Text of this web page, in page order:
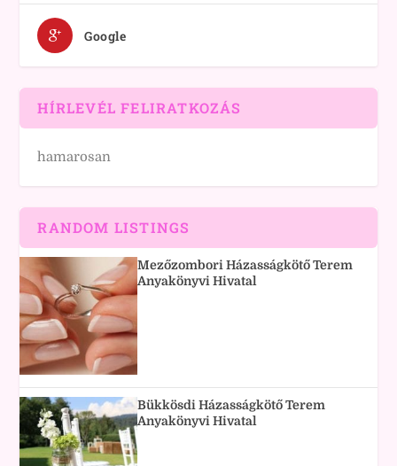
Google
HÍRLEVÉL FELIRATKOZÁS
hamarosan
RANDOM LISTINGS
Mezőzombori Házasságkötő Terem
Anyakönyvi Hivatal
Bükkösdi Házasságkötő Terem
Anyakönyvi Hivatal